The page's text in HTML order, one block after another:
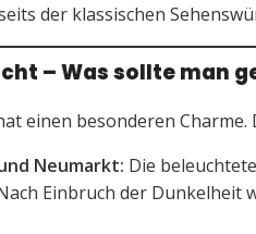
der klassischen
– Was sollte man
einen besonderen
Neumarkt: Die
Einbruch der Dunkelheit